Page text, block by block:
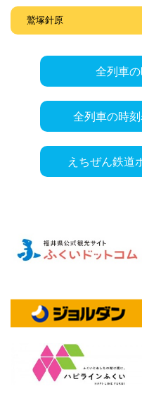
鷲塚針原
全列車
全列車の時
えちぜん鉄道